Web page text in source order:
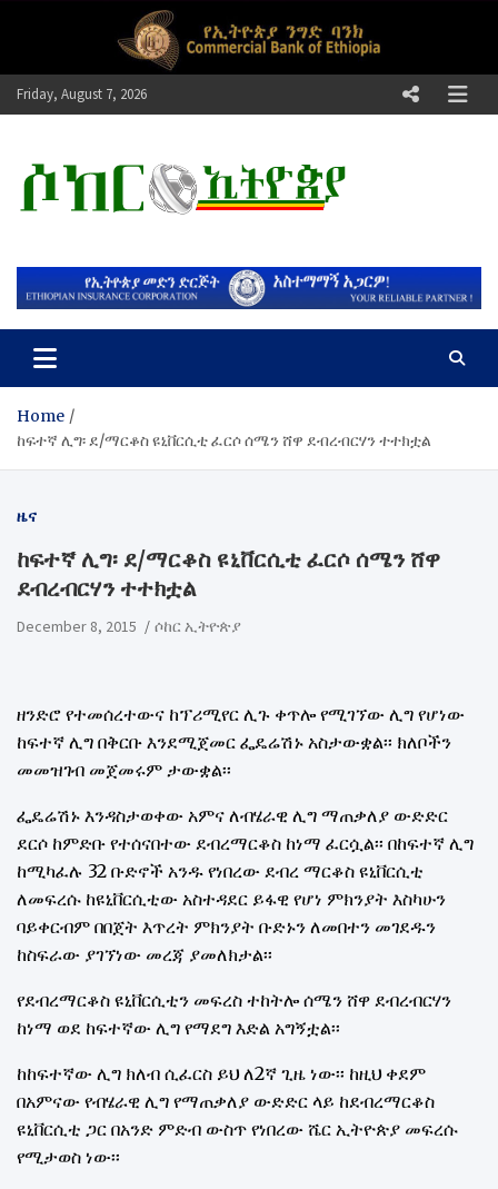
Friday, August 7, 2026
ሶከር ኢትዮጵያ
Home
ከፍተኛ ሊግ፡ ደ/ማርቆስ ዩኒቨርሲቲ ፈርሶ ሰሜን ሸዋ ደብረብርሃን ተተክቷል
ዜና
ከፍተኛ ሊግ፡ ደ/ማርቆስ ዩኒቨርሲቲ ፈርሶ ሰሜን ሸዋ
ደብረብርሃን ተተክቷል
December 8, 2015 ሶከር ኢትዮጵያ
ዘንድሮ የተመሰረተውና ከፕሪሚየር ሊጉ ቀጥሎ የሚገኘው ሊግ የሆነው
ከፍተኛ ሊግ በቅርቡ እንደሚጀመር ፌዴሬሽኑ አስታውቋል፡፡ ክለቦችን
መመዝገብ መጀመሩም ታውቋል፡፡
ፌዴሬሽኑ እንዳስታወቀው አምና ለብሄራዊ ሊግ ማጠቃለያ ውድድር
ደርሶ ከምድቡ የተሰናበተው ደብረማርቆስ ከነማ ፈርሷል፡፡ በከፍተኛ ሊግ
ከሚካፈሉ 32 ቡድኖች አንዱ የነበረው ደብረ ማርቆስ ዩኒቨርሲቲ
ለመፍረሱ ከዩኒቨርሲቲው አስተዳደር ይፋዊ የሆነ ምክንያት እስካሁን
ባይቀርብም በበጀት እጥረት ምክንያት ቡድኑን ለመበተን መገደዱን
ከስፍራው ያገኘነው መረጃ ያመለክታል፡፡
የደብረማርቆስ ዩኒቨርሲቲን መፍረስ ተከትሎ ሰሜን ሸዋ ደብረብርሃን
ከነማ ወደ ከፍተኛው ሊግ የማደግ እድል አግኝቷል፡፡
ከከፍተኛው ሊግ ክለብ ሲፈርስ ይህ ለ2ኛ ጊዜ ነው፡፡ ከዚህ ቀደም
በአምናው የብሄራዊ ሊግ የማጠቃለያ ውድድር ላይ ከደብረማርቆስ
ዩኒቨርሲቲ ጋር በአንድ ምድብ ውስጥ የነበረው ሼር ኢትዮጵያ መፍረሱ
የሚታወስ ነው፡፡